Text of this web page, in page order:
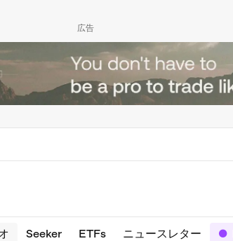
広告
Seeker ETFs ニュースレター